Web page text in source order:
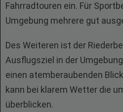
Fahrradtouren ein. Für
Umgebung mehrere gut
Des Weiteren ist der
Ausflugsziel in der
einen atemberaubenden
kann bei klarem Wetter die
überblicken.